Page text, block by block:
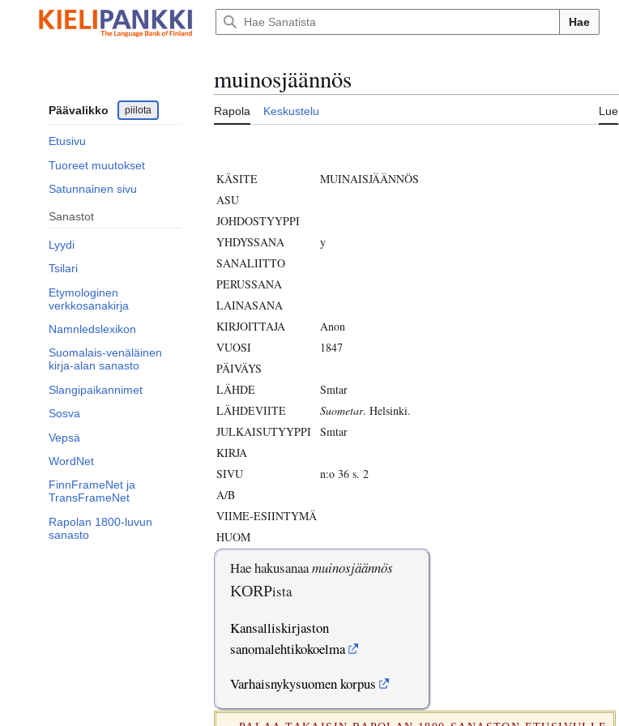
sisältöön
Hae
Päävalikko piilota
Etusivu
Tuoreet muutokset
Satunnainen sivu
Sanastot
Lyydi
Tsilari
Etymologinen
verkkosanakirja
Namnledslexikon
Suomalais-venäläinen
kirja-alan sanasto
Slangipaikannimet
Sosva
Vepsä
WordNet
FinnFrameNet ja
TransFrameNet
Rapolan 1800-luvun
sanasto
muinosjäännös
Rapola Keskustelu Lue
KÄSITE
MUINAISJÄÄNNÖS
ASU
JOHDOSTYYPPI
YHDYSSANA
y
SANALIITTO
PERUSSANA
LAINASANA
KIRJOITTAJA
Anon
VUOSI
1847
PÄIVÄYS
LÄHDE
Smtar
LÄHDEVIITE
Suometar. Helsinki.
JULKAISUTYYPPI Smtar
KIRJA
SIVU
n:o 36 s. 2
A/B
VIIME-ESIINTYMÄ
HUOM
Hae hakusanaamuinosjäännös
KORPista
Kansalliskirjaston
sanomalehtikokoelma
Varhaisnykysuomen korpus